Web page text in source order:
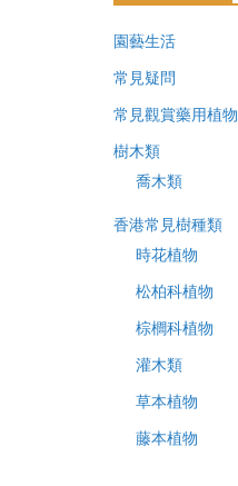
園藝生活
常見疑問
常見觀賞藥用植物
樹木類
喬木類
香港常見樹種類
時花植物
松柏科植物
棕櫚科植物
灌木類
草本植物
藤本植物